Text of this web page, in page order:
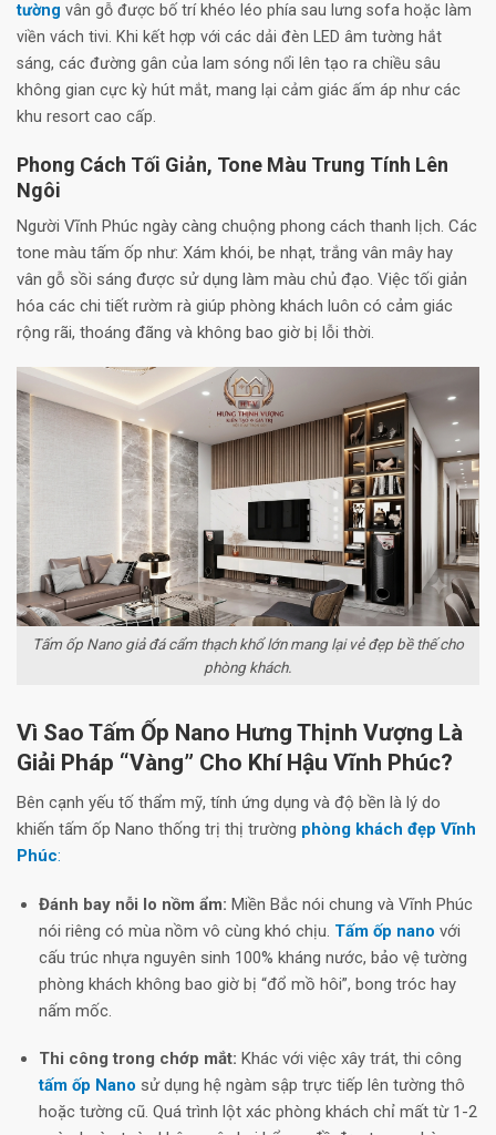
tường vân gỗ được bố trí khéo léo phía sau lưng sofa hoặc làm
viền vách tivi. Khi kết hợp với các dải đèn LED âm tường hắt
sáng, các đường gân của lam sóng nổi lên tạo ra chiều sâu
không gian cực kỳ hút mắt, mang lại cảm giác ấm áp như các
khu resort cao cấp.
Phong Cách Tối Giản, Tone Màu Trung Tính Lên
Ngôi
Người Vĩnh Phúc ngày càng chuộng phong cách thanh lịch. Các
tone màu tấm ốp như: Xám khói, be nhạt, trắng vân mây hay
vân gỗ sồi sáng được sử dụng làm màu chủ đạo. Việc tối giản
hóa các chi tiết rườm rà giúp phòng khách luôn có cảm giác
rộng rãi, thoáng đãng và không bao giờ bị lỗi thời.
Tấm ốp Nano giả đá cẩm thạch khổ lớn mang lại vẻ đẹp bề thế cho
phòng khách.
Vì Sao Tấm Ốp Nano Hưng Thịnh Vượng Là
Giải Pháp “Vàng” Cho Khí Hậu Vĩnh Phúc?
Bên cạnh yếu tố thẩm mỹ, tính ứng dụng và độ bền là lý do
khiến tấm ốp Nano thống trị thị trường phòng khách đẹp Vĩnh
Phúc:
Đánh bay nỗi lo nồm ẩm: Miền Bắc nói chung và Vĩnh Phúc
nói riêng có mùa nồm vô cùng khó chịu. Tấm ốp nano với
cấu trúc nhựa nguyên sinh 100% kháng nước, bảo vệ tường
phòng khách không bao giờ bị “đổ mồ hôi”, bong tróc hay
nấm mốc.
Thi công trong chớp mắt: Khác với việc xây trát, thi công
tấm ốp Nano sử dụng hệ ngàm sập trực tiếp lên tường thô
hoặc tường cũ. Quá trình lột xác phòng khách chỉ mất từ 1-2